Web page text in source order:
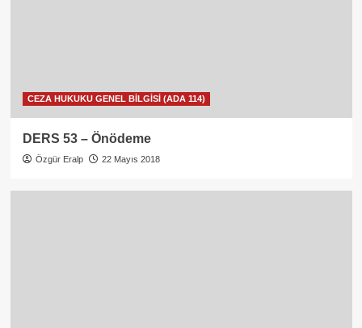
CEZA HUKUKU GENEL BİLGİSİ (ADA 114)
DERS 53 – Önödeme
Özgür Eralp 22 Mayıs 2018